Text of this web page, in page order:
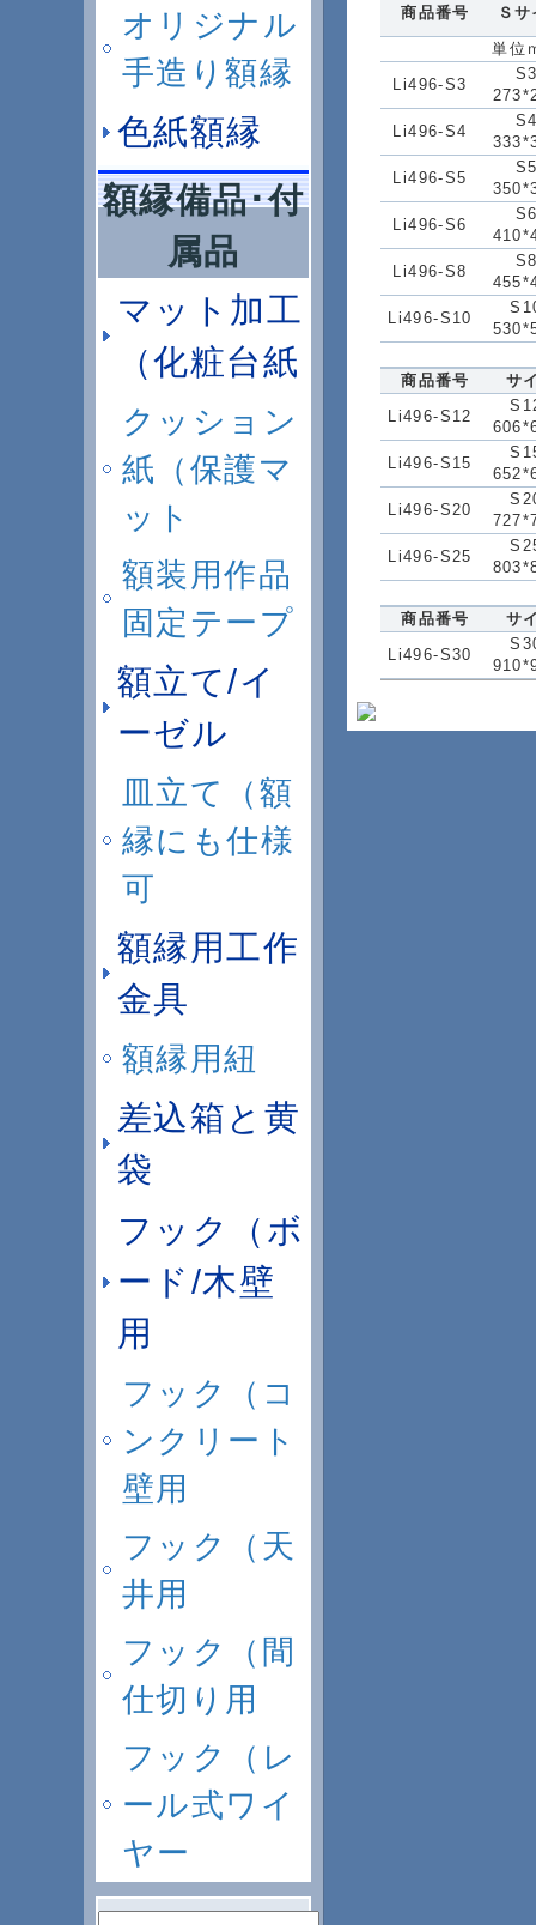
商品番号 Ｓ
単位
Li496-S3
Li496-S4
Li496-S5
Li496-S6
Li496-S8
Li496-S10
商品番号 サ
Li496-S12
Li496-S15
Li496-S20
Li496-S25
商品番号 サ
Li496-S30
オリジナル
手造り額縁
色紙額縁
額縁備品･付
属品
マット加工
（化粧台紙
クッション
紙（保護マ
ット
額装用作品
固定テープ
額立て/イ
ーゼル
皿立て（額
縁にも仕様
可
額縁用工作
金具
額縁用紐
差込箱と黄
袋
フック（ボ
ード/木壁
用
フック（コ
ンクリート
壁用
フック（天
井用
フック（間
仕切り用
フック（レ
ール式ワイ
ヤー